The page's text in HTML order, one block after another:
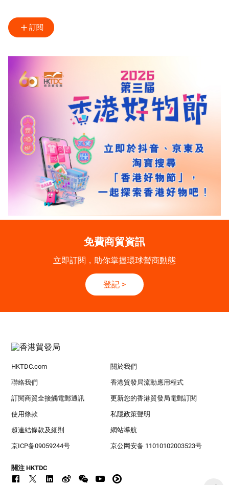
訂閱
免費商貿資訊
立即訂閱，助你掌握環球營商動態
登記 >
HKTDC.com 關於我們
聯絡我們 香港貿發局流動應用程式
訂閱商貿全接觸電郵通訊 更新您的香港貿發局電郵訂閱
使用條款 私隱政策聲明
超連結條款及細則 網站導航
京ICP备09059244号 京公网安备 11010102003523号
關注 HKTDC